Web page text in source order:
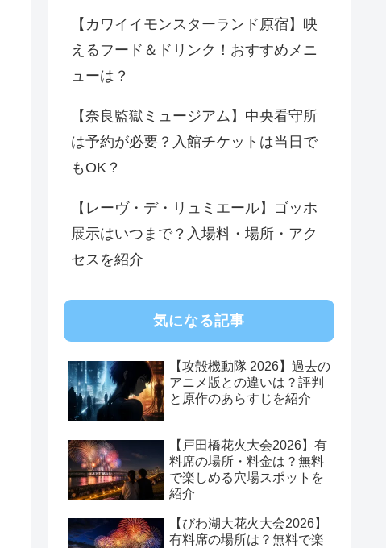
【カワイイモンスターランド原宿】映
えるフード＆ドリンク！おすすめメニ
ューは？
【奈良監獄ミュージアム】中央看守所
は予約が必要？入館チケットは当日で
もOK？
【レーヴ・デ・リュミエール】ゴッホ
展示はいつまで？入場料・場所・アク
セスを紹介
気になる記事
【攻殻機動隊 2026】過去の
アニメ版との違いは？評判
と原作のあらすじを紹介
【戸田橋花火大会2026】有
料席の場所・料金は？無料
で楽しめる穴場スポットを
紹介
【びわ湖大花火大会2026】
有料席の場所は？無料で楽